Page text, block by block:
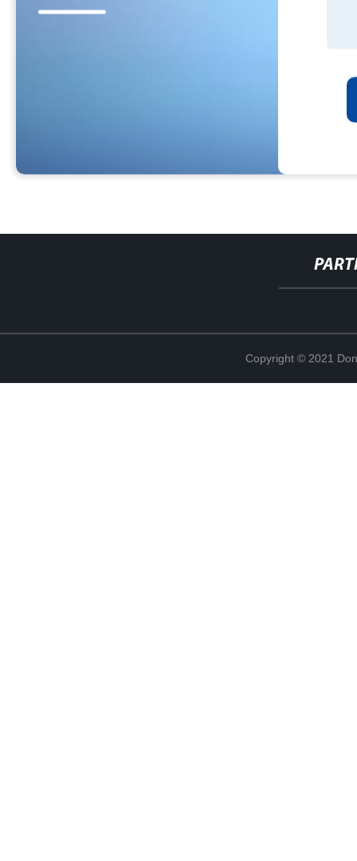
Copyright © 2021